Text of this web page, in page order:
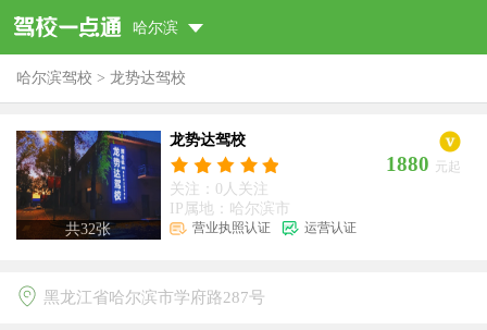
哈尔滨
哈尔滨驾校 > 龙势达驾校
共32张
龙势达驾校
1880 元起
关注：0人关注
IP属地：哈尔滨市
营业执照认证 运营认证
黑龙江省哈尔滨市学府路287号